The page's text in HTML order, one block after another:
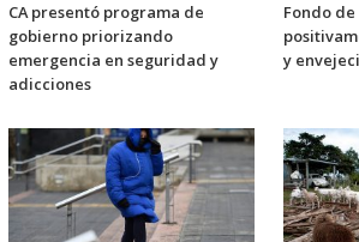
CA presentó programa de
gobierno priorizando
emergencia en seguridad y
adicciones
Fondo
y